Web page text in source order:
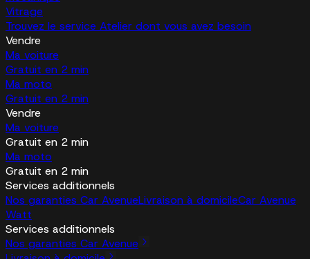
Vitrage
Trouvez le service Atelier dont vous avez besoin
Vendre
Ma voiture
Gratuit en 2 min
Ma moto
Gratuit en 2 min
Vendre
Ma voiture
Gratuit en 2 min
Ma moto
Gratuit en 2 min
Services additionnels
Nos garanties Car AvenueLivraison à domicileCar Avenue
Watt
Services additionnels
Nos garanties Car Avenue